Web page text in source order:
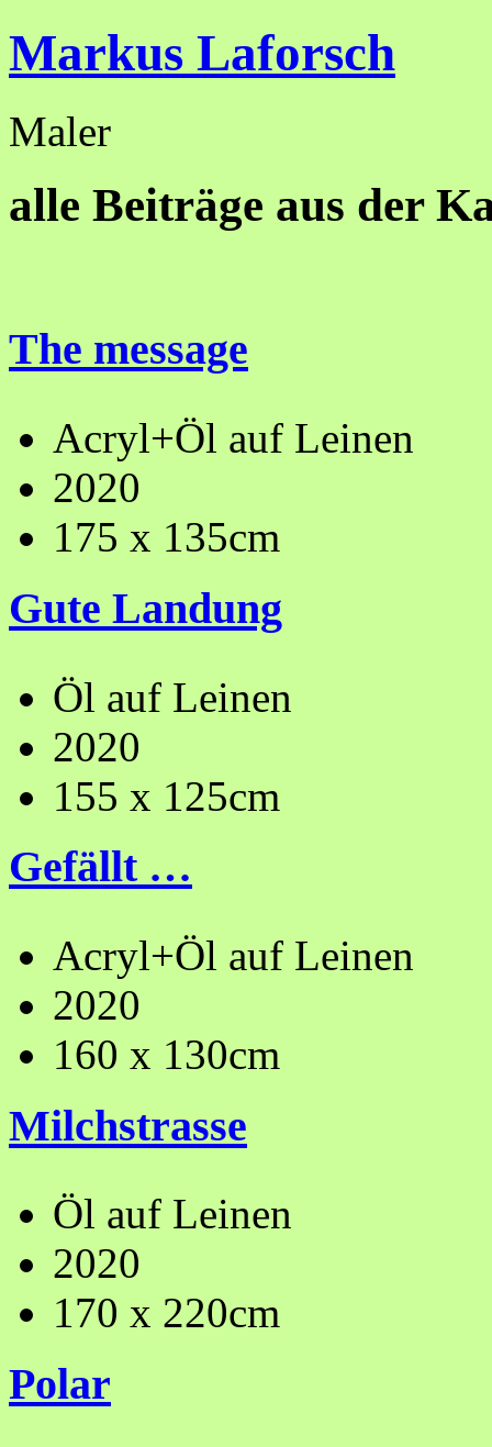
Markus Laforsch
Maler
alle Beiträge aus der
The message
Acryl+Öl auf Leinen
2020
175 x 135cm
Gute Landung
Öl auf Leinen
2020
155 x 125cm
Gefällt …
Acryl+Öl auf Leinen
2020
160 x 130cm
Milchstrasse
Öl auf Leinen
2020
170 x 220cm
Polar